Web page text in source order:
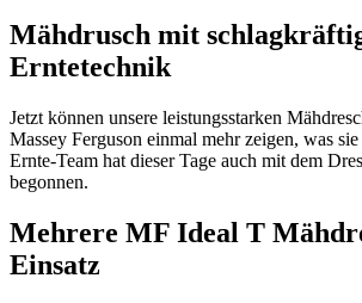
Mähdrusch mit
Erntetechnik
Jetzt können unsere leistungsstarken
Massey Ferguson einmal mehr zeigen, was
Ernte-Team hat dieser Tage auch mit dem
begonnen.
Mehrere MF Ideal T
Einsatz